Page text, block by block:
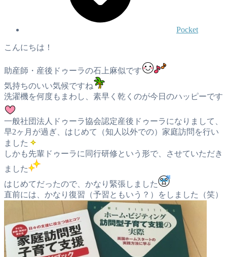
Pocket
こんにちは！
助産師・産後ドゥーラの石上麻似です
気持ちのいい気候ですね
洗濯機を何度もまわし、素早く乾くのが今日のハッピーです
一般社団法人ドゥーラ協会認定産後ドゥーラになりまして、
早2ヶ月が過ぎ、はじめて（知人以外での）家庭訪問を行い
ました
しかも先輩ドゥーラに同行研修という形で、させていただき
ました
はじめてだったので、かなり緊張しました
直前には、かなり復習（予習ともいう？）をしました（笑）